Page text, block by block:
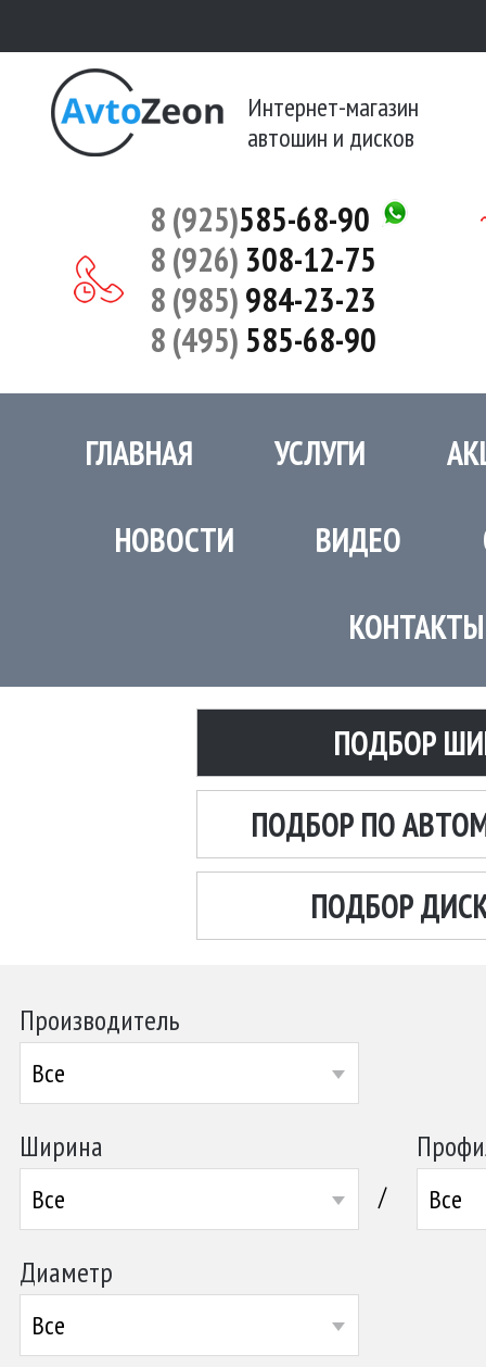
Интернет-магазин
автошин и дисков
8 (925)585-68-90
8 (926) 308-12-75
8 (985)984-23-23
8 (495)585-68-90
ГЛАВНАЯ УСЛУГИ
НОВОСТИ ВИДЕО
КОНТАКТЫ
ПОДБОР
ПОДБОР ПО
ПОДБОР
Производитель
Все
Ширина
Все / Все
Диаметр
Все